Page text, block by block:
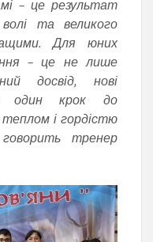
– це результат
та великого
Для юних
– це не лише
досвід, нові
один крок до
і гордістю
говорить тренер